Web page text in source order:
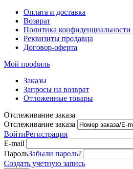
Оплата и доставка
Возврат
Политика конфиденциальности
Реквизиты продавца
Договор-оферта
Мой профиль
Заказы
Запросы на возврат
Отложенные товары
Отслеживание заказа
Отслеживание заказа
ВойтиРегистрация
E-mail
ПарольЗабыли пароль?
Создать учетную запись